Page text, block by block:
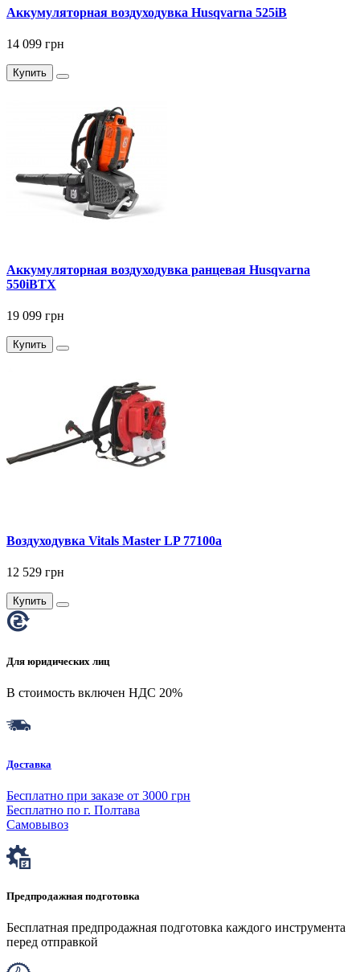
Аккумуляторная воздуходувка Husqvarna 525iB
14 099 грн
Купить
Аккумуляторная воздуходувка ранцевая Husqvarna
550iBTX
19 099 грн
Купить
Воздуходувка Vitals Master LP 77100a
12 529 грн
Купить
Для юридических лиц
В стоимость включен НДС 20%
Доставка
Бесплатно при заказе от 3000 грн
Бесплатно по г. Полтава
Самовывоз
Предпродажная подготовка
Бесплатная предпродажная подготовка каждого инструмента
перед отправкой